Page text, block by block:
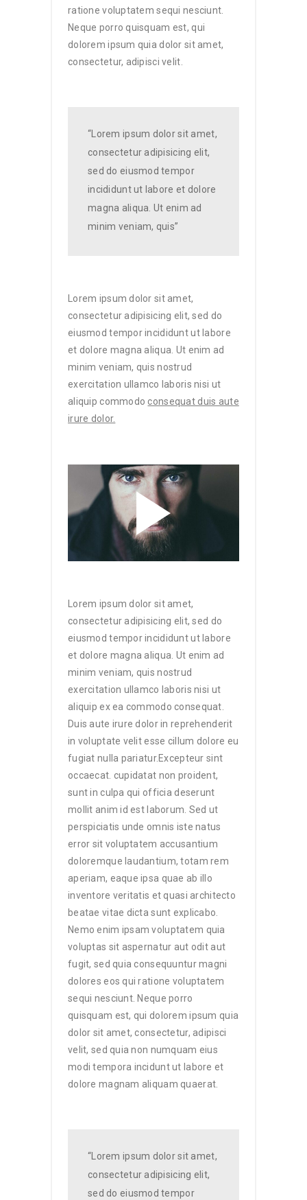
ratione voluptatem sequi nesciunt.
Neque porro quisquam est, qui
dolorem ipsum quia dolor sit amet,
consectetur, adipisci velit.
“Lorem ipsum dolor sit amet,
consectetur adipisicing elit,
sed do eiusmod tempor
incididunt ut labore et dolore
magna aliqua. Ut enim ad
minim veniam, quis”
Lorem ipsum dolor sit amet,
consectetur adipisicing elit, sed do
eiusmod tempor incididunt ut labore
et dolore magna aliqua. Ut enim ad
minim veniam, quis nostrud
exercitation ullamco laboris nisi ut
aliquip commodo consequat duis aute
irure dolor.
Lorem ipsum dolor sit amet,
consectetur adipisicing elit, sed do
eiusmod tempor incididunt ut labore
et dolore magna aliqua. Ut enim ad
minim veniam, quis nostrud
exercitation ullamco laboris nisi ut
aliquip ex ea commodo consequat.
Duis aute irure dolor in reprehenderit
in voluptate velit esse cillum dolore eu
fugiat nulla pariatur.Excepteur sint
occaecat. cupidatat non proident,
sunt in culpa qui officia deserunt
mollit anim id est laborum. Sed ut
perspiciatis unde omnis iste natus
error sit voluptatem accusantium
doloremque laudantium, totam rem
aperiam, eaque ipsa quae ab illo
inventore veritatis et quasi architecto
beatae vitae dicta sunt explicabo.
Nemo enim ipsam voluptatem quia
voluptas sit aspernatur aut odit aut
fugit, sed quia consequuntur magni
dolores eos qui ratione voluptatem
sequi nesciunt. Neque porro
quisquam est, qui dolorem ipsum quia
dolor sit amet, consectetur, adipisci
velit, sed quia non numquam eius
modi tempora incidunt ut labore et
dolore magnam aliquam quaerat.
“Lorem ipsum dolor sit amet,
consectetur adipisicing elit,
sed do eiusmod tempor